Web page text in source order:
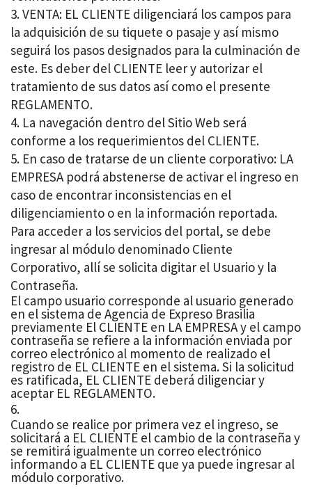
VENTA: EL CLIENTE diligenciará los campos para
la adquisición de su tiquete o pasaje y así mismo
seguirá los pasos designados para la culminación de
este. Es deber del CLIENTE leer y autorizar el
tratamiento de sus datos así como el presente
REGLAMENTO.
La navegación dentro del Sitio Web será
conforme a los requerimientos del CLIENTE.
En caso de tratarse de un cliente corporativo: LA
EMPRESA podrá abstenerse de activar el ingreso en
caso de encontrar inconsistencias en el
diligenciamiento o en la información reportada.
Para acceder a los servicios del portal, se debe
ingresar al módulo denominado Cliente
Corporativo, allí se solicita digitar el Usuario y la
Contraseña.
El campo usuario corresponde al usuario generado
en el sistema de Agencia de Expreso Brasilia
previamente El CLIENTE en LA EMPRESA y el campo
contraseña se refiere a la información enviada por
correo electrónico al momento de realizado el
registro de EL CLIENTE en el sistema. Si la solicitud
es ratificada, EL CLIENTE deberá diligenciar y
aceptar EL REGLAMENTO.
Cuando se realice por primera vez el ingreso, se
solicitará a EL CLIENTE el cambio de la contraseña y
se remitirá igualmente un correo electrónico
informando a EL CLIENTE que ya puede ingresar al
módulo corporativo.